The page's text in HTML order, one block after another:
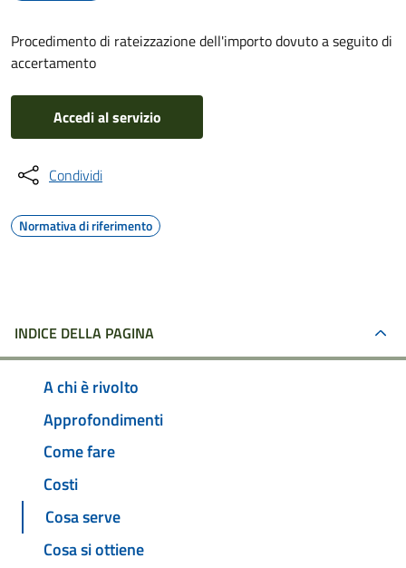
Procedimento di rateizzazione dell'importo dovuto a seguito di
accertamento
Accedi al servizio
Condividi
Normativa di riferimento
INDICE DELLA PAGINA
A chi è rivolto
Approfondimenti
Come fare
Costi
Cosa serve
Cosa si ottiene